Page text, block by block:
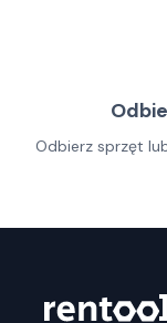
Odbierz sprzęt